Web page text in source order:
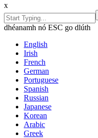
x
dhéanamh nó ESC go dlúth
English
Irish
French
German
Portuguese
Spanish
Russian
Japanese
Korean
Arabic
Greek